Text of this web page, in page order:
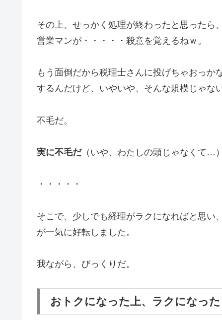
その上、せっかく処理が終わったと思ったら
営業マンが・・・・・殺意を覚えるねｗ。
もう面倒だから税理士さんに投げちゃおっか
するんだけど、いやいや、そんな規模じゃな
不毛だ。
実に不毛だ（いや、わたしの頭じゃなくて…）
・・・・・
そこで、少しでも経理がラクになればと思い
が一気に好転しました。
我ながら、びっくりだ。
おトクになった上、ラクになった